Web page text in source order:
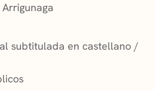
subtitulada en castellano /